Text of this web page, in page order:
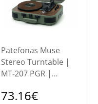
Patefonas Muse
Stereo Turntable |
MT-207 PGR |
port | AUX in
73.16€